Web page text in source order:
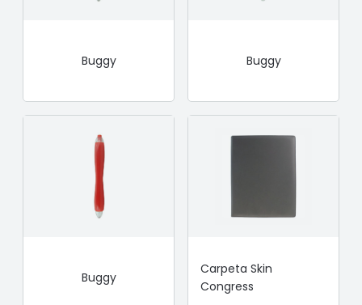
Buggy Buggy
Buggy
Carpeta Skin
Congress